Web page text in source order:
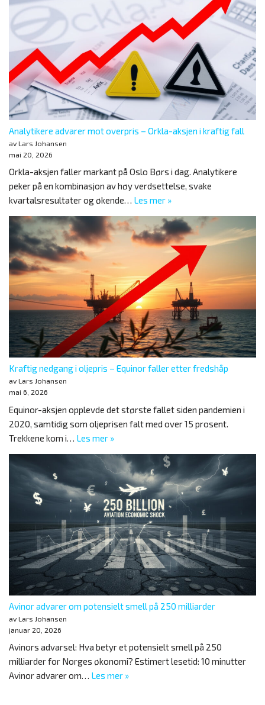
Analytikere advarer mot overpris – Orkla-aksjen i kraftig fall
av Lars Johansen
mai 20, 2026
Orkla-aksjen faller markant på Oslo Børs i dag. Analytikere
peker på en kombinasjon av høy verdsettelse, svake
kvartalsresultater og økende… Les mer »
Kraftig nedgang i oljepris – Equinor faller etter fredshåp
av Lars Johansen
mai 6, 2026
Equinor-aksjen opplevde det største fallet siden pandemien i
2020, samtidig som oljeprisen falt med over 15 prosent.
Trekkene kom i… Les mer »
Avinor advarer om potensielt smell på 250 milliarder
av Lars Johansen
januar 20, 2026
Avinors advarsel: Hva betyr et potensielt smell på 250
milliarder for Norges økonomi? Estimert lesetid: 10 minutter
Avinor advarer om… Les mer »